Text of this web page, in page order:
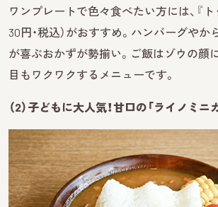
ワンプレートで色々食べたい方には、『ト
30円・税込）がおすすめ。ハンバーグやか
が喜ぶおかずが勢揃い。ご飯はゾウの顔
目もワクワクするメニューです。
（2）子どもに大人気！甘口の「ライノミニ